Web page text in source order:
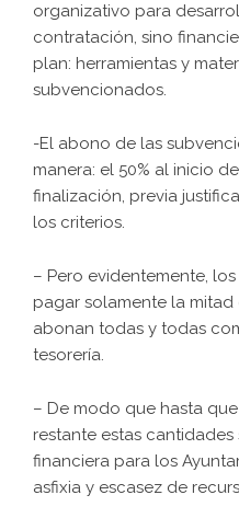
organizativo para
contratación, sino
plan: herramientas y
subvencionados.
-El abono de las
manera: el 50% al inicio
finalización, previa
los criterios.
– Pero evidentemente,
pagar solamente la
abonan todas y todas
tesorería.
– De modo que hasta
restante estas
financiera para los
asfixia y escasez de